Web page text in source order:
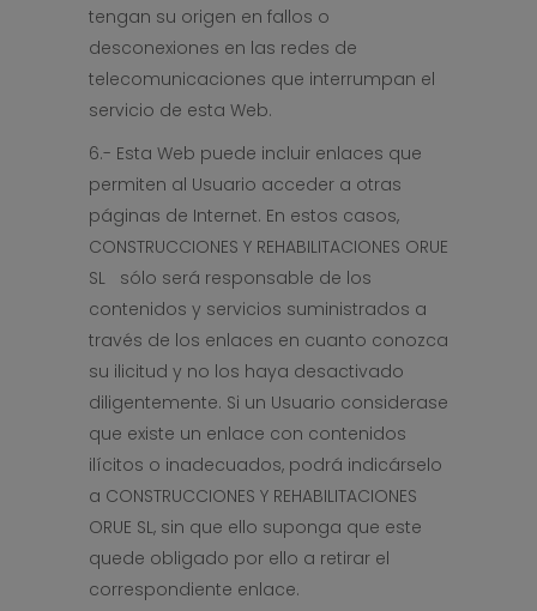
tengan su origen en fallos o
desconexiones en las redes de
telecomunicaciones que interrumpan el
servicio de esta Web.
6.- Esta Web puede incluir enlaces que
permiten al Usuario acceder a otras
páginas de Internet. En estos casos,
CONSTRUCCIONES Y REHABILITACIONES ORUE
SL sólo será responsable de los
contenidos y servicios suministrados a
través de los enlaces en cuanto conozca
su ilicitud y no los haya desactivado
diligentemente. Si un Usuario considerase
que existe un enlace con contenidos
ilícitos o inadecuados, podrá indicárselo
a CONSTRUCCIONES Y REHABILITACIONES
ORUE SL, sin que ello suponga que este
quede obligado por ello a retirar el
correspondiente enlace.